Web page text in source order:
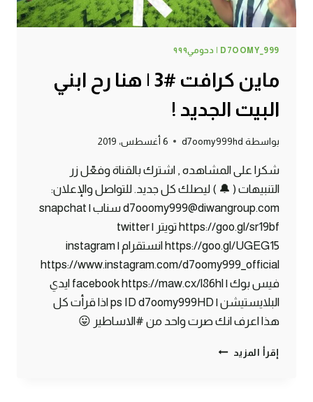
D7OOMY_999 | دحومي٩٩٩
ماين كرافت #3 | هنا رح ابني
البيت الجديد !
بواسطة d7oomy999hd 6 أغسطس، 2019
شكرا على المشاهده , اشترك بالقناة وفعّل زر
التنبيهات ( 🔔 ) ليصلك كل جديد. للتواصل والإعلان:
d7ooomy999@diwangroup.com سناب | snapchat
https://goo.gl/sr19bf تويتر | twitter
https://goo.gl/UGEG15 انستقرام | instagram
https://www.instagram.com/d7oomy999_official
فيس بوك | facebook https://maw.cx/l86hl ايدي
البلايستيشن | ps ID d7oomy999HD اذا قرأت كل
هذا اعرف انك صرت واحد من #الاساطير 😛
إقرأ المزيد ماين